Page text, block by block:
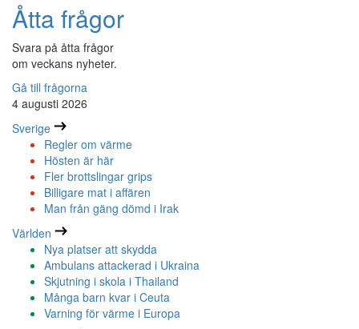
Åtta frågor
Svara på åtta frågor
om veckans nyheter.
Gå till frågorna
4 augusti 2026
Sverige
Regler om värme
Hösten är här
Fler brottslingar grips
Billigare mat i affären
Man från gäng dömd i Irak
Världen
Nya platser att skydda
Ambulans attackerad i Ukraina
Skjutning i skola i Thailand
Många barn kvar i Ceuta
Varning för värme i Europa